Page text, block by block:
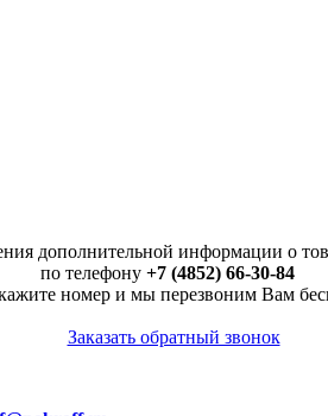
дополнительной информации о
по телефону +7 (4852) 66-30-84
номер и мы перезвоним Вам
Заказать обратный звонок